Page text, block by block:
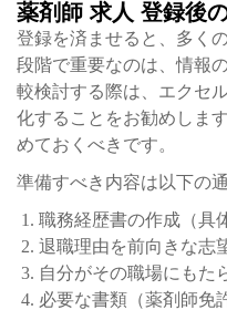
薬剤師 求人 登録後
登録を済ませると、多く
段階で重要なのは、情報
較検討する際は、エクセ
化することをお勧めしま
めておくべきです。
準備すべき内容は以下の通
職務経歴書の作成（具
退職理由を前向きな志
自分がその職場にもた
必要な書類（薬剤師免